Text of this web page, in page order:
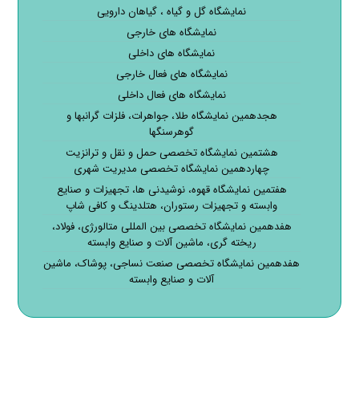
نمایشگاه گل و گیاه ، گیاهان دارویی
نمایشگاه های خارجی
نمایشگاه های داخلی
نمایشگاه های فعال خارجی
نمایشگاه های فعال داخلی
هجدهمین نمایشگاه طلا، جواهرات، فلزات گرانبها و
گوهرسنگها
هشتمین نمایشگاه تخصصی حمل و نقل و ترانزیت
چهاردهمین نمایشگاه تخصصی مدیریت شهری
هفتمین نمایشگاه قهوه، نوشیدنی ها، تجهیزات و صنایع
وابسته و تجهیزات رستوران، هتلدینگ و کافی شاپ
هفدهمین نمایشگاه تخصصی بین المللی متالورژی، فولاد،
ریخته گری، ماشین آلات و صنایع وابسته
هفدهمین نمایشگاه تخصصی صنعت نساجی، پوشاک، ماشین
آلات و صنایع وابسته